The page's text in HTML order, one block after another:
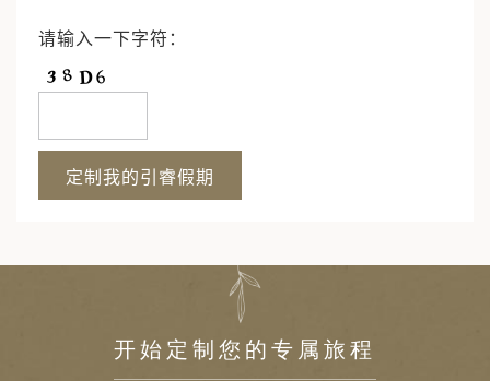
请输入一下字符：
开始定制您的专属旅程